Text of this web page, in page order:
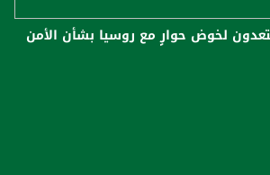
لخوض حوارٍ مع روسيا بشأن الأمن